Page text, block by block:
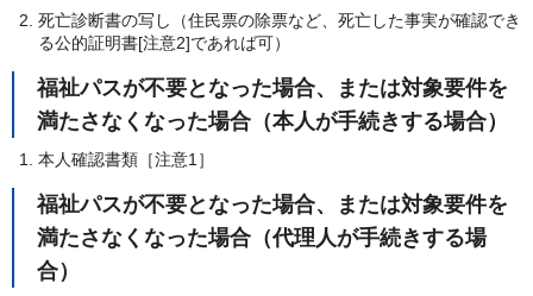
死亡診断書の写し（住民票の除票など、死亡した事実が確認でき
る公的証明書[注意2]であれば可）
福祉パスが不要となった場合、または対象要件を
満たさなくなった場合（本人が手続きする場合）
本人確認書類［注意1］
福祉パスが不要となった場合、または対象要件を
満たさなくなった場合（代理人が手続きする場
合）